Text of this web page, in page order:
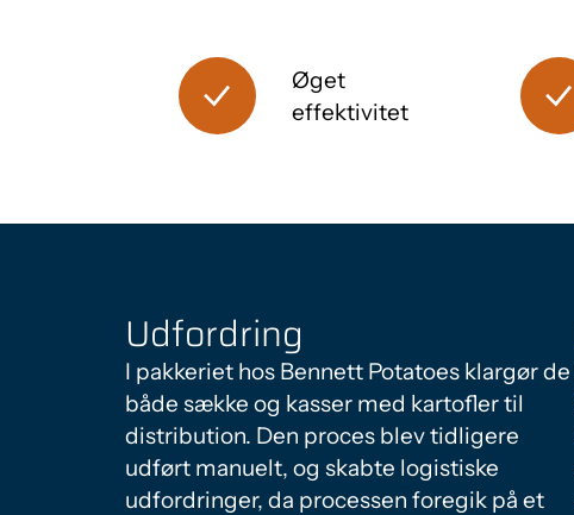
Øget
effektivitet
Udfordring
I pakkeriet hos Bennett Potatoes klargør de
både sække og kasser med kartofler til
distribution. Den proces blev tidligere
udført manuelt, og skabte logistiske
udfordringer, da processen foregik på et